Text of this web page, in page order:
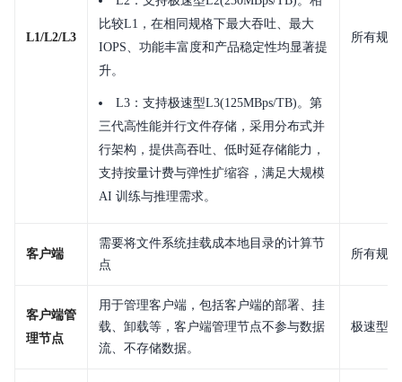
SDK参考
服务等级协议SLA
L1/L2/L3
比较L1，在相同规格下最大吞吐、最大
IOPS、功能丰富度和产品稳定性均显著提
升。
L3：支持极速型L3(125MBps/TB)。第
三代高性能并行文件存储，采用分布式并
行架构，提供高吞吐、低时延存储能力，
支持按量计费与弹性扩缩容，满足大规模
AI 训练与推理需求。
所有规格
客户端
需要将文件系统挂载成本地目录的计算节
点
所有规格
客户端管
理节点
用于管理客户端，包括客户端的部署、挂
载、卸载等，客户端管理节点不参与数据
流、不存储数据。
极速型L2